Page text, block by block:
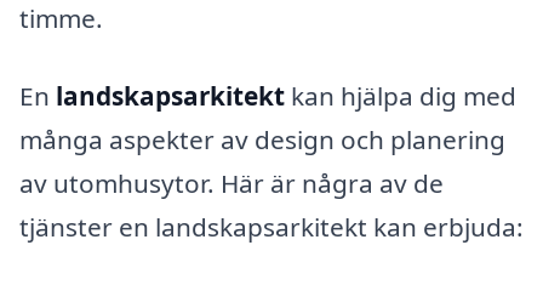
timme.
En landskapsarkitekt kan hjälpa dig med
många aspekter av design och planering
av utomhusytor. Här är några av de
tjänster en landskapsarkitekt kan erbjuda: